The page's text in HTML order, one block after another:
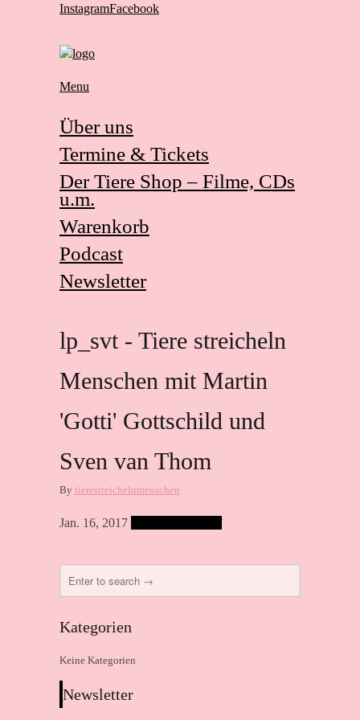
InstagramFacebook
Menu
Über uns
Termine & Tickets
Der Tiere Shop – Filme, CDs
u.m.
Warenkorb
Podcast
Newsletter
lp_svt - Tiere streicheln
Menschen mit Martin
'Gotti' Gottschild und
Sven van Thom
By tierestreichelnmenschen
Jan. 16, 2017
Kategorien
Keine Kategorien
Newsletter